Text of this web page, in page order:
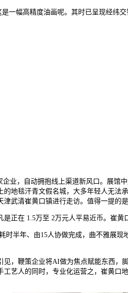
幅高精度油画呢。其时已呈现经纬交
企业，自动拥抱线上渠道新风口。展馆
地毯汗青文假名城，大多年轻人无法
武清崔黄口镇进行走访。值得一提的
在 1.5万至 2万元人平易近币。崔黄
年、由15人协做完成，曲不雅展现
鞭策企业将AI做为焦点赋能东西，
艺人的同时，专业化运营之，崔黄口